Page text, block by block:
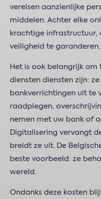
vereisen aanzienlijke
middelen. Achter elke
krachtige
veiligheid te garanderen.
Het is ook belangrijk
diensten diensten zijn:
bankverrichtingen uit te
raadplegen,
nemen met uw bank of
Digitalisering vervangt
breidt ze uit. De
beste voorbeeld: ze
wereld.
Ondanks deze kosten